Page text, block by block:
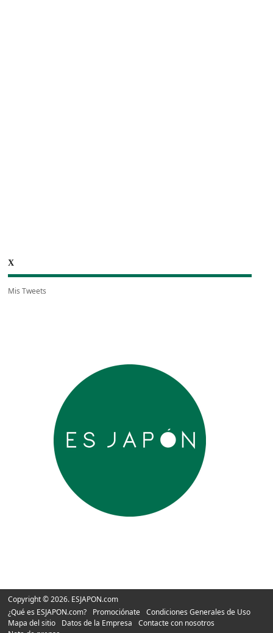
X
Mis Tweets
Copyright © 2026. ESJAPON.com
¿Qué es ESJAPON.com?
Promociónate
Condiciones Generales de Uso
Mapa del sitio
Datos de la Empresa
Contacte con nosotros